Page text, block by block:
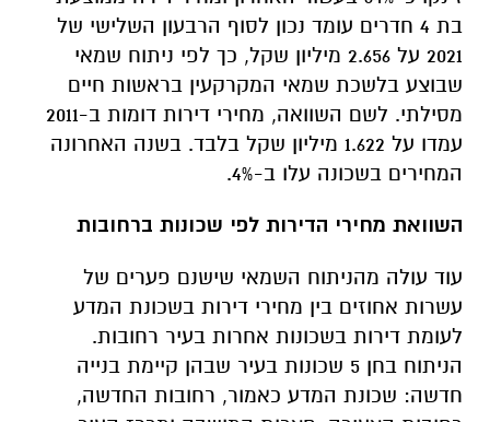
בת 4 חדרים עומד נכון לסוף הרבעון השלישי של
2021 על 2.656 מיליון שקל, כך לפי ניתוח שמאי
שבוצע בלשכת שמאי המקרקעין בראשות חיים
מסילתי. לשם השוואה, מחירי דירות דומות ב-2011
עמדו על 1.622 מיליון שקל בלבד. בשנה האחרונה
המחירים בשכונה עלו ב-4%.
השוואת מחירי הדירות לפי שכונות ברחובות
עוד עולה מהניתוח השמאי שישנם פערים של
עשרות אחוזים בין מחירי דירות בשכונת המדע
לעומת דירות בשכונות אחרות בעיר רחובות.
הניתוח בחן 5 שכונות בעיר שבהן קיימת בנייה
חדשה: שכונת המדע כאמור, רחובות החדשה,